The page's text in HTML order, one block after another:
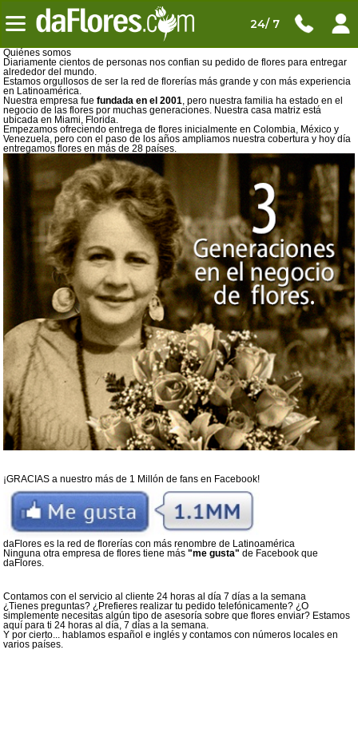
24/ 7
Quiénes somos
Diariamente cientos de personas nos confian su pedido de flores para entregar
alrededor del mundo.
Estamos orgullosos de ser la red de florerías más grande y con más experiencia
en Latinoamérica.
Nuestra empresa fue fundada en el 2001, pero nuestra familia ha estado en el
negocio de las flores por muchas generaciones. Nuestra casa matriz está
ubicada en Miami, Florida.
Empezamos ofreciendo entrega de flores inicialmente en Colombia, México y
Venezuela, pero con el paso de los años ampliamos nuestra cobertura y hoy día
entregamos flores en más de 28 países.
¡GRACIAS a nuestro más de 1 Millón de fans en Facebook!
daFlores es la red de florerías con más renombre de Latinoamérica
Ninguna otra empresa de flores tiene más "me gusta" de Facebook que
daFlores.
Contamos con el servicio al cliente 24 horas al día 7 días a la semana
¿Tienes preguntas? ¿Prefieres realizar tu pedido telefónicamente? ¿O
simplemente necesitas algún tipo de asesoría sobre que flores enviar? Estamos
aquí para ti 24 horas al día, 7 días a la semana.
Y por cierto... hablamos español e inglés y contamos con números locales en
varios países.